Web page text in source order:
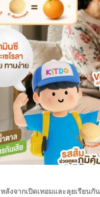
หลังจากเปิดเทอมและลุยเรียนกั